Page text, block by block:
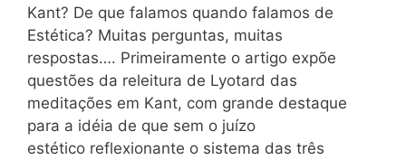
Kant? De que falamos quando falamos de
Estética? Muitas perguntas, muitas
respostas…. Primeiramente o artigo expõe
questões da releitura de Lyotard das
meditações em Kant, com grande destaque
para a idéia de que sem o juízo
estético reflexionante o sistema das três